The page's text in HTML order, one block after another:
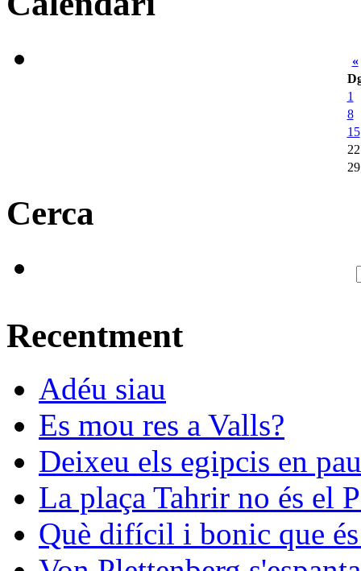
«
1
8
15
22
29
Cerca
Recentment
Adéu siau
Es mou res a Valls?
Deixeu els egipcis en
La plaça Tahrir no és el
Què difícil i bonic que és